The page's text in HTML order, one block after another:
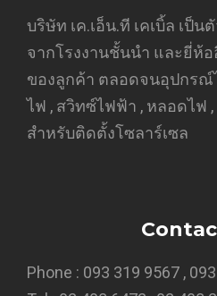
บริษัท เค.เอ็น.ที เคเบิ้ล เป็
จากโรงงานชั้นนำ และยี่ห้
ของลูกค้า ตลอดจนอุปกร
ไฟ , สวิทซ์ไฟฟ้า , หลอดไฟ
สำหรับติดตั้งโซลาร์เซล
Phone : 093 319 9567 ,